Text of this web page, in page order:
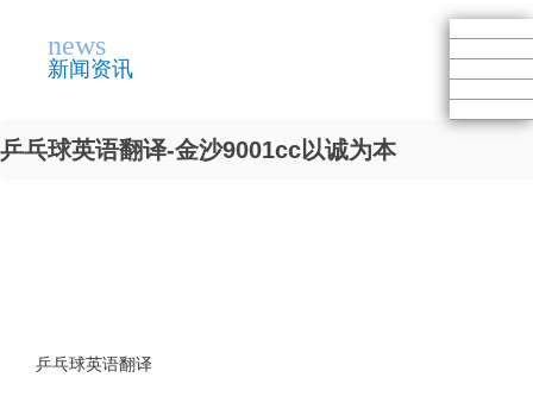
news
新闻资讯
乒乓球英语翻译-金沙9001cc以诚为本
乒乓球英语翻译